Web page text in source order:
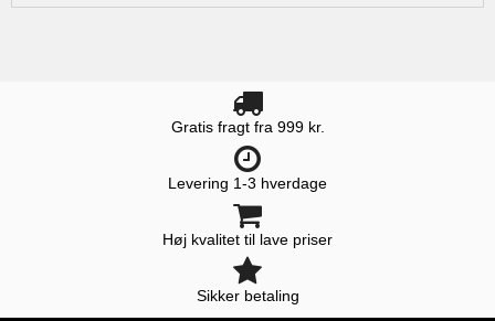
Gratis fragt fra 999 kr.
Levering 1-3 hverdage
Høj kvalitet til lave priser
Sikker betaling